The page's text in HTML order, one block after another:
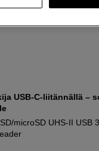
USB-C-liitännällä –
microSD UHS-II USB